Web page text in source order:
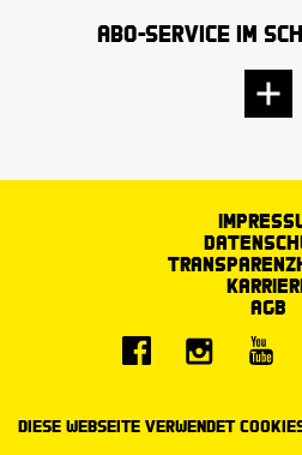
Diese Webseite verwendet
Abo-Service im
AGB